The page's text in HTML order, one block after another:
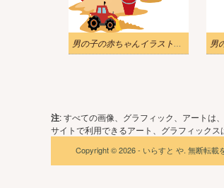
男の子の赤ちゃんイラスト無料画像 2 男
注: すべての画像、グラフィック、アートは
サイトで利用できるアート、グラフィック
Copyright © 2026 - いらすと や. 無断転載